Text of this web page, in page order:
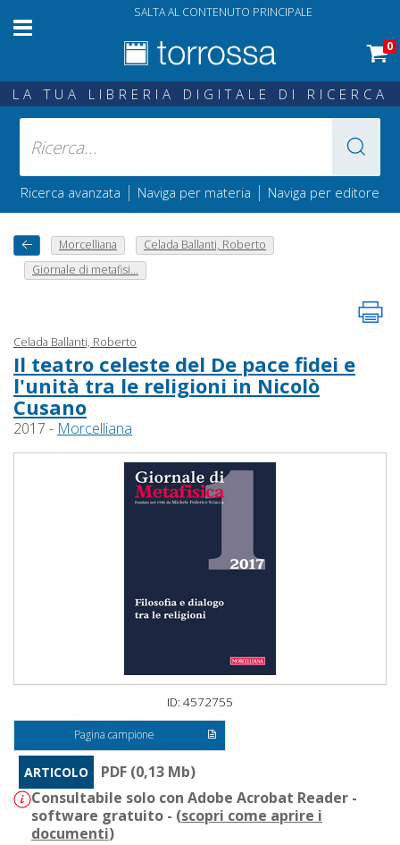
SALTA AL CONTENUTO PRINCIPALE
0
LA TUA LIBRERIA DIGITALE DI RICERCA
Ricerca avanzata | Naviga per materia | Naviga per editore
Morcelliana
Celada Ballanti, Roberto
Giornale di metafisi...
Celada Ballanti, Roberto
Il teatro celeste del De pace fidei e
l'unità tra le religioni in Nicolò
Cusano
2017 - Morcelliana
ID: 4572755
Pagina campione
ARTICOLO
PDF (0,13 Mb)
Consultabile solo con Adobe Acrobat Reader -
software gratuito - (scopri come aprire i
documenti)